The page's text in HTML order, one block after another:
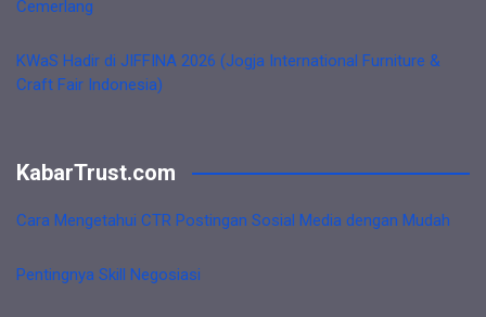
Cemerlang
KWaS Hadir di JIFFINA 2026 (Jogja International Furniture &
Craft Fair Indonesia)
KabarTrust.com
Cara Mengetahui CTR Postingan Sosial Media dengan Mudah
Pentingnya Skill Negosiasi